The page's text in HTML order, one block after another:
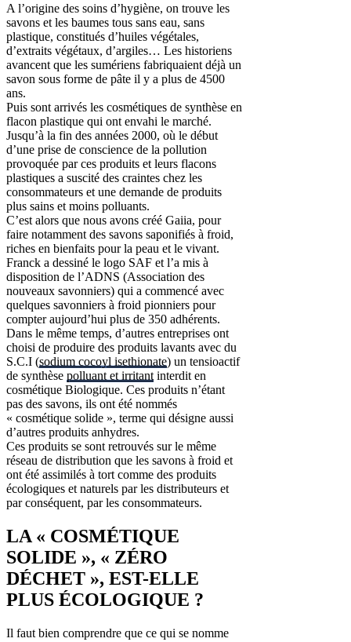
A l’origine des soins d’hygiène, on trouve les
savons et les baumes tous sans eau, sans
plastique, constitués d’huiles végétales,
d’extraits végétaux, d’argiles… Les historiens
avancent que les sumériens fabriquaient déjà un
savon sous forme de pâte il y a plus de 4500
ans.
Puis sont arrivés les cosmétiques de synthèse en
flacon plastique qui ont envahi le marché.
Jusqu’à la fin des années 2000, où le début
d’une prise de conscience de la pollution
provoquée par ces produits et leurs flacons
plastiques a suscité des craintes chez les
consommateurs et une demande de produits
plus sains et moins polluants.
C’est alors que nous avons créé Gaiia, pour
faire notamment des savons saponifiés à froid,
riches en bienfaits pour la peau et le vivant.
Franck a dessiné le logo SAF et l’a mis à
disposition de l’ADNS (Association des
nouveaux savonniers) qui a commencé avec
quelques savonniers à froid pionniers pour
compter aujourd’hui plus de 350 adhérents.
Dans le même temps, d’autres entreprises ont
choisi de produire des produits lavants avec du
S.C.I (sodium cocoyl isethionate) un tensioactif
de synthèse polluant et irritant interdit en
cosmétique Biologique. Ces produits n’étant
pas des savons, ils ont été nommés
« cosmétique solide », terme qui désigne aussi
d’autres produits anhydres.
Ces produits se sont retrouvés sur le même
réseau de distribution que les savons à froid et
ont été assimilés à tort comme des produits
écologiques et naturels par les distributeurs et
par conséquent, par les consommateurs.
LA « COSMÉTIQUE
SOLIDE », « ZÉRO
DÉCHET », EST-ELLE
PLUS ÉCOLOGIQUE ?
Il faut bien comprendre que ce qui se nomme